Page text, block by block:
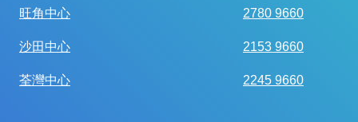
旺角中心 2780 9660
沙田中心 2153 9660
荃灣中心 2245 9660